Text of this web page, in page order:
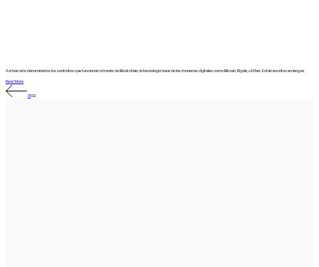
Así han sido denominados los contratos que funcionan a través de Blockchain, la tecnología base de las monedas digitales como Bitcoin, Ripple, o Ether. Están escritos en lengua
Read More
0102